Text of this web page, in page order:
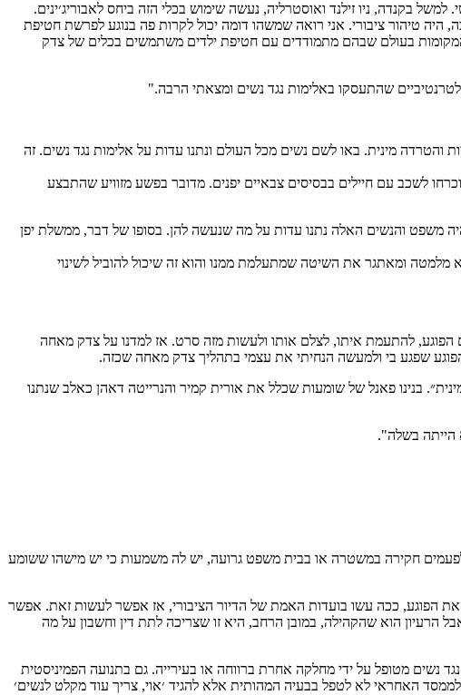
בקנדה, ניו זילנד ואוסטרליה, נעשה שימוש בכלי הזה ביחס לאבוריג׳ינים.
טיהור ציבורי. אני רואה שמשהו דומה יכול לקרות פה בנוגע לפרשת חטיפת
בכל המקומות בעולם שבהם מתמודדים עם חטיפת ילדים משתמשים בכלים של צדק
שהתעסקו באלימות נגד נשים ומצאתי הרבה."
עריות והטרדה מינית. באו לשם נשים מכל העולם ונתנו עדות על אלימות נגד נשים. זה
בשנת 2000 ביפן בנוגע ל״נשות נחמה״, אותן נשים שהוכרחו לשכב עם חיילים בבסיסים צבאיים יפנים. מדובר בפשע מזוויע שהתבצע
משפט והנשים האלה נתנו עדות על מה שנעשה להן. בסופו של דבר, ממשלת יפן
ומאתגר את השיטה שמתעלמת ממנו והוא זה שיכול להוביל לשינוי
להתעמת איתו, לצלם אותו ולעשות מזה סרט. אז למדנו על צדק מאחה
שפגע בי ולמעשה הנחיתי את עצמי בתהליך צדק מאחה שכזה.
בנינו פאנל של שומעות שכלל את אורית קמיר והנרייטה דאהן כאלב שנתנו
הייתה בשלה".
חקירה במשטרה או בבית משפט גרועה, יש לה משמעות כי יש מישהו ששומע
את הפוגע, ככה עשו בועדות האמת של הדיור הציבורי, אז אפשר לעשות זאת. אפשר
הרעיון הוא שהקהילה, במובן הרחב, היא זו שצריכה לתת דין וחשבון על מה
נשים מטופל על ידי מחלקה אחרת ברווחה או בעירייה. גם בתנועה הפמיניסטית
האחראי לא לטפל בבעיה המהותית אלא להגיד ׳אוי, צריך עוד מקלט לנשים׳